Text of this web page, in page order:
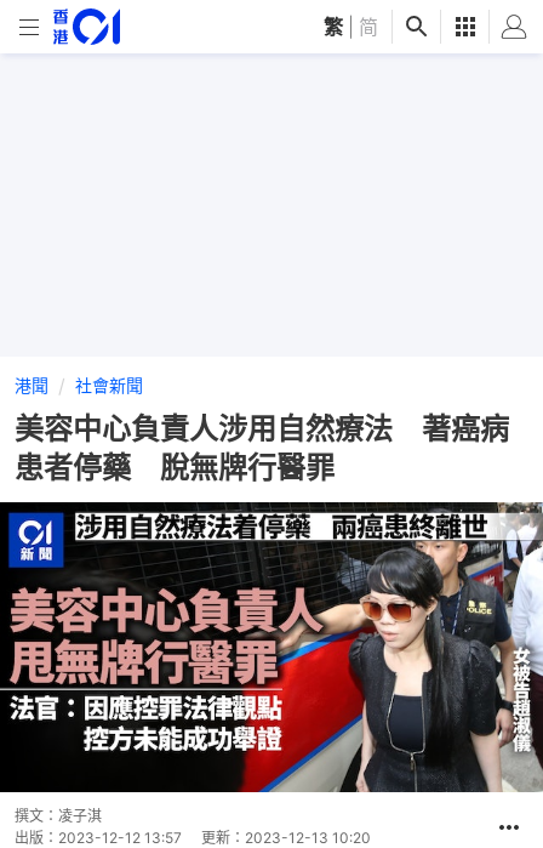
繁 简
港聞 社會新聞
美容中心負責人涉用自然療法 著癌病
患者停藥 脫無牌行醫罪
撰文： 凌子淇
出版： 2023-12-12 13:57 更新： 2023-12-13 10:20